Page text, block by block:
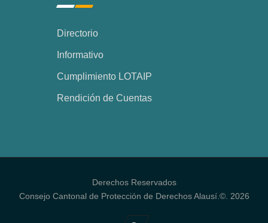
Directorio
Informativo
Cumplimiento LOTAIP
Rendición de Cuentas
Derechos Reservados
Consejo Cantonal de Protección de Derechos Alausí.©. 2026